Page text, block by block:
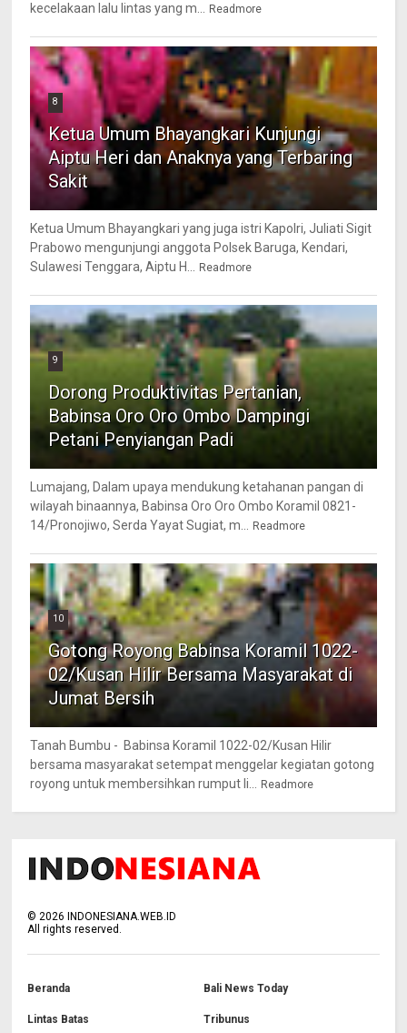
kecelakaan lalu lintas yang m...
Readmore
8
Ketua Umum Bhayangkari Kunjungi
Aiptu Heri dan Anaknya yang Terbaring
Sakit
Ketua Umum Bhayangkari yang juga istri Kapolri, Juliati Sigit
Prabowo mengunjungi anggota Polsek Baruga, Kendari,
Sulawesi Tenggara, Aiptu H...
Readmore
9
Dorong Produktivitas Pertanian,
Babinsa Oro Oro Ombo Dampingi
Petani Penyiangan Padi
Lumajang, Dalam upaya mendukung ketahanan pangan di
wilayah binaannya, Babinsa Oro Oro Ombo Koramil 0821-
14/Pronojiwo, Serda Yayat Sugiat, m...
Readmore
10
Gotong Royong Babinsa Koramil 1022-
02/Kusan Hilir Bersama Masyarakat di
Jumat Bersih
Tanah Bumbu - Babinsa Koramil 1022-02/Kusan Hilir
bersama masyarakat setempat menggelar kegiatan gotong
royong untuk membersihkan rumput li...
Readmore
©2026 INDONESIANA.WEB.ID
All rights reserved.
Beranda Bali News Today
Lintas Batas Tribunus